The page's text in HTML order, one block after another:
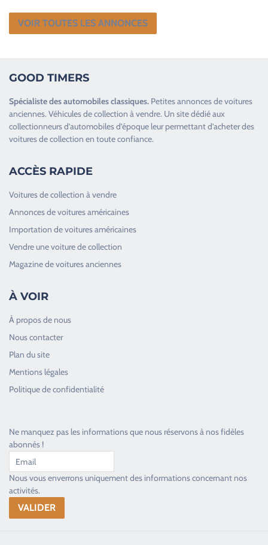
VOIR TOUTES LES ANNONCES
GOOD TIMERS
Spécialiste desautomobiles classiques. Petites annonces devoitures
anciennes.Véhicules de collection à vendre. Un site dédié aux
collectionneurs d’automobiles d’époque leur permettant d’acheter des
voitures de collection en toute confiance.
ACCÈS RAPIDE
Voitures de collection à vendre
Annonces de voitures américaines
Importation de voitures américaines
Vendre une voiture de collection
Magazine de voitures anciennes
À VOIR
À propos de nous
Nous contacter
Plan du site
Mentions légales
Politique de confidentialité
Ne manquez pas les informations que nous réservons à nos fidèles
abonnés !
Nous vous enverrons uniquement des informations concernant nos
activités.
Toujours heureux d'aider les passionnés